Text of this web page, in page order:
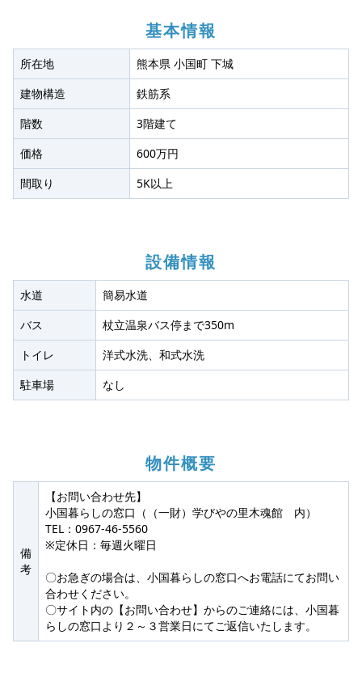
基本情報
所在地
熊本県 小国町 下城
建物構造
鉄筋系
階数
3階建て
価格
600万円
間取り
5K以上
設備情報
水道
簡易水道
バス
杖立温泉バス停まで350m
トイレ
洋式水洗、和式水洗
駐車場
なし
物件概要
備
考
【お問い合わせ先】
小国暮らしの窓口（（一財）学びやの里木魂館 内）
TEL：0967-46-5560
※定休日：毎週火曜日
〇お急ぎの場合は、小国暮らしの窓口へお電話にてお問い
合わせください。
〇サイト内の【お問い合わせ】からのご連絡には、小国暮
らしの窓口より２～３営業日にてご返信いたします。